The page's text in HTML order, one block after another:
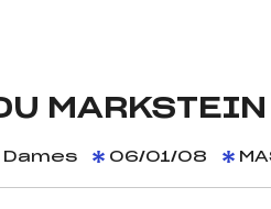
MARKSTEIN
Dames 06/01/08